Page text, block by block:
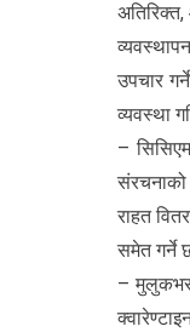
उपचार
व्यवस्था
–
संरचनाको
राहत
समेत गर्ने
– मुलुकभर